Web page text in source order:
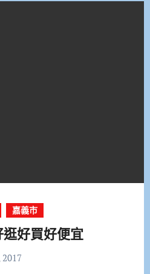
嘉義市
好買好便宜